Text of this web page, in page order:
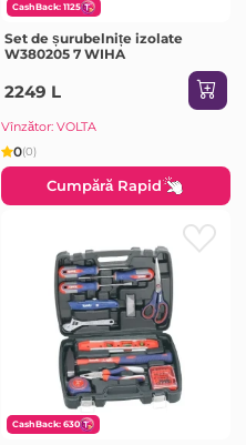
CashBack: 1125
Set de șurubelnițe izolate
W380205 7 WIHA
2249 L
Vînzător: VOLTA
0(0)
Cumpără Rapid
CashBack: 630